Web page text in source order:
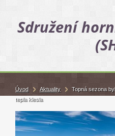
Sdružení
Úvod Aktuality
Topná sezona
tepla klesla